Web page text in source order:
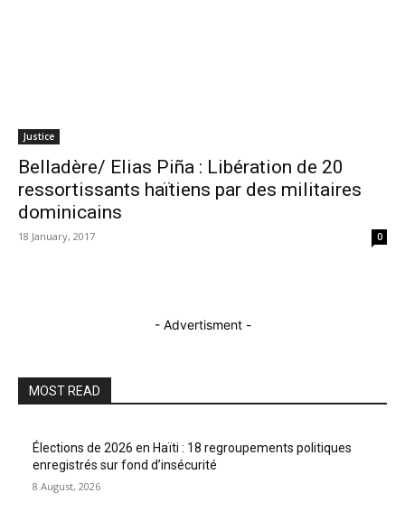
Justice
Belladère/ Elias Piña : Libération de 20
ressortissants haïtiens par des militaires
dominicains
18 January, 2017 0
- Advertisment -
MOST READ
Élections de 2026 en Haïti : 18 regroupements politiques
enregistrés sur fond d’insécurité
8 August, 2026